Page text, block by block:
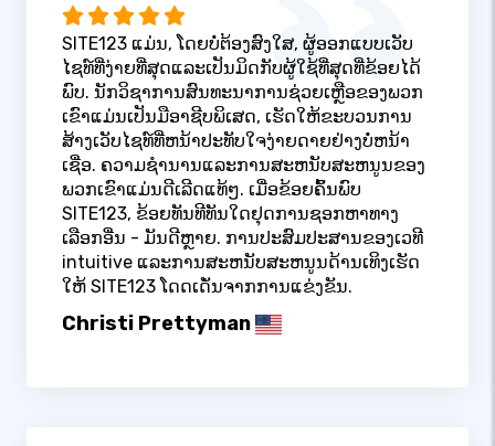
SITE123 ແມ່ນ, ໂດຍບໍ່ຕ້ອງສົງໃສ, ຜູ້ອອກແບບເວັບ
ໄຊທ໌ທີ່ງ່າຍທີ່ສຸດແລະເປັນມິດກັບຜູ້ໃຊ້ທີ່ສຸດທີ່ຂ້ອຍໄດ້
ພົບ. ນັກວິຊາການສົນທະນາການຊ່ວຍເຫຼືອຂອງພວກ
ເຂົາແມ່ນເປັນມືອາຊີບພິເສດ, ເຮັດໃຫ້ຂະບວນການ
ສ້າງເວັບໄຊທ໌ທີ່ຫນ້າປະທັບໃຈງ່າຍດາຍຢ່າງບໍ່ຫນ້າ
ເຊື່ອ. ຄວາມຊໍານານແລະການສະຫນັບສະຫນູນຂອງ
ພວກເຂົາແມ່ນດີເລີດແທ້ໆ. ເມື່ອຂ້ອຍຄົ້ນພົບ
SITE123, ຂ້ອຍທັນທີທັນໃດຢຸດການຊອກຫາທາງ
ເລືອກອື່ນ - ມັນດີຫຼາຍ. ການປະສົມປະສານຂອງເວທີ
intuitive ແລະການສະຫນັບສະຫນູນດ້ານເທິງເຮັດ
ໃຫ້ SITE123 ໂດດເດັ່ນຈາກການແຂ່ງຂັນ.
Christi Prettyman